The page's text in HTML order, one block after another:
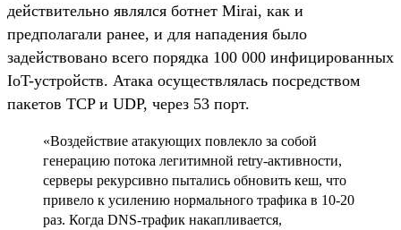
действительно являлся ботнет Mirai, как и
предполагали ранее, и для нападения было
задействовано всего порядка 100 000 инфицированных
IoT-устройств. Атака осуществлялась посредством
пакетов TCP и UDP, через 53 порт.
«Воздействие атакующих повлекло за собой
генерацию потока легитимной retry-активности,
серверы рекурсивно пытались обновить кеш, что
привело к усилению нормального трафика в 10-20
раз. Когда DNS-трафик накапливается,